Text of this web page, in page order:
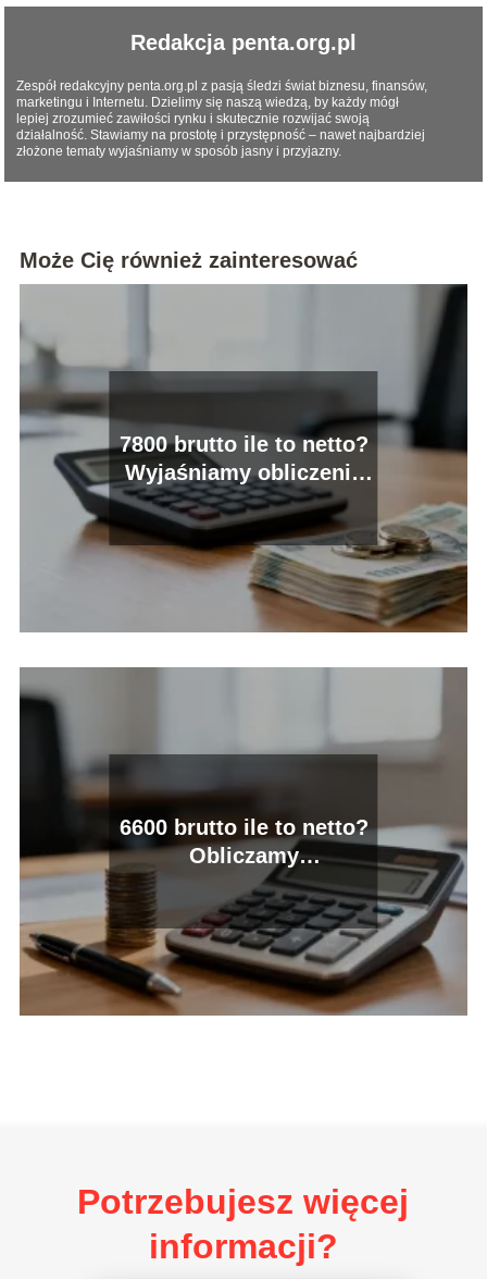
Redakcja penta.org.pl
Zespół redakcyjny penta.org.pl z pasją śledzi świat biznesu, finansów,
marketingu i Internetu. Dzielimy się naszą wiedzą, by każdy mógł
lepiej zrozumieć zawiłości rynku i skutecznie rozwijać swoją
działalność. Stawiamy na prostotę i przystępność – nawet najbardziej
złożone tematy wyjaśniamy w sposób jasny i przyjazny.
Może Cię również zainteresować
7800 brutto ile to netto?
Wyjaśniamy obliczenia
płacy
6600 brutto ile to netto?
Obliczamy
wynagrodzenie na rękę
Potrzebujesz więcej
informacji?